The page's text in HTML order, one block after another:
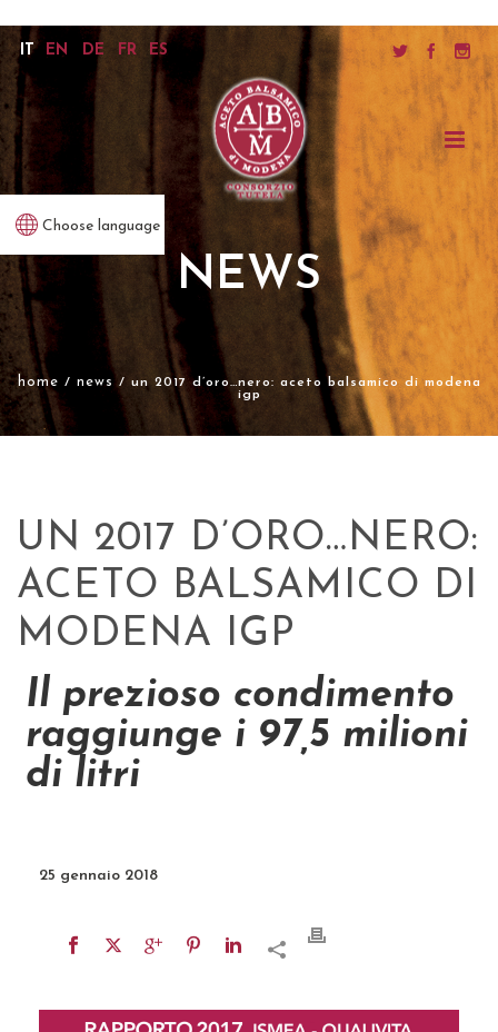
Choose language
NEWS
home / news / un 2017 d’oro…nero: aceto balsamico di modena
igp
IT EN DE FR ES
UN 2017 D’ORO…NERO:
ACETO BALSAMICO DI
MODENA IGP
Il prezioso condimento
raggiunge i 97,5 milioni
di litri
25 gennaio 2018